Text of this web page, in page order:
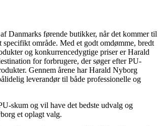
Danmarks førende butikker, når det kommer til
specifikt område. Med et godt omdømme, bredt
og konkurrencedygtige priser er Harald
for forbrugere, der søger efter PU-
Gennem årene har Harald Nyborg
leverandør til både professionelle og
skum og vil have det bedste udvalg og
et oplagt valg.